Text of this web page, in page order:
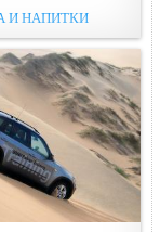
И НАПИТКИ